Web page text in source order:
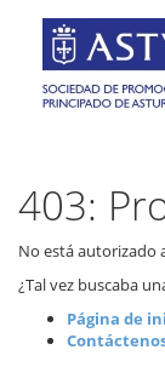
403:
No está autorizado
¿Tal vez buscaba
Página de